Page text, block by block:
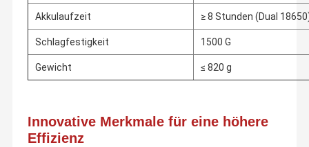
Akkulaufzeit ≥ 8 Stunden (Dual
Schlagfestigkeit 1500 G
Gewicht ≤ 820 g
Innovative Merkmale für eine höhere
Effizienz